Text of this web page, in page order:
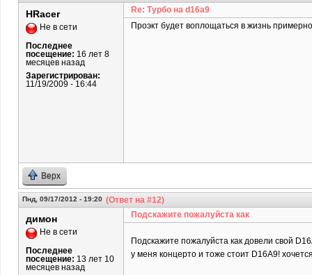
HRacer
Не в сети
Последнее
посещение: 16 лет 8
месяцев назад
Зарегистрирован:
11/19/2009 - 16:44
Re: Турбо на d16a9
Проэкт будет воплощаться в жизнь
Верх
Пнд, 09/17/2012 - 19:20 (Ответ на #12)
димон
Не в сети
Последнее
посещение: 13 лет 10
месяцев назад
Подскажите пожалуйста как
Подскажите пожалуйста как довели свой
у меня концерто и тоже стоит D16A9!